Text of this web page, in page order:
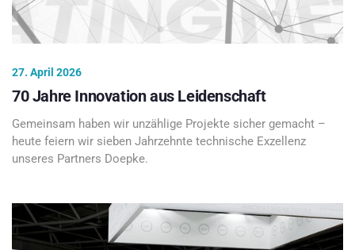
27. April 2026
70 Jahre Innovation aus Leidenschaft
Gemeinsam haben wir unzählige Projekte sicher gemacht –
heute feiern wir sieben Jahrzehnte technische Exzellenz
unseres Partners Doepke.